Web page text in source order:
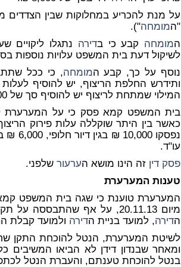
על מנת להכריע במחלוקות שבין הצדדים
"המומחה").
המומחה קבע כי בדירה
לשיקול דעת בית המשפט עלויות נוספות בסך 900
נוסף על כך, קבע המומחה, כי ככל
המילוי שמתחת לריצוף יש להוסיף סך של 18,000 ₪ בלבד.
כאשר בין היתר שוקללה עלות פירוק
עו"ד.
פסק דין זה הינו מושא הערעור שלפני.
טענות המערערת
המערערת טוענת כי שגה בית המשפט
הדירה, למועד בניית הדירה ולמועד קבלת
לשיטת המערערת, הנטל להוכחת התקן
ומאחר שבנדון דידן לא הביאו המשיבים
בנטל להוכחת טענתם, והעברת הנטל